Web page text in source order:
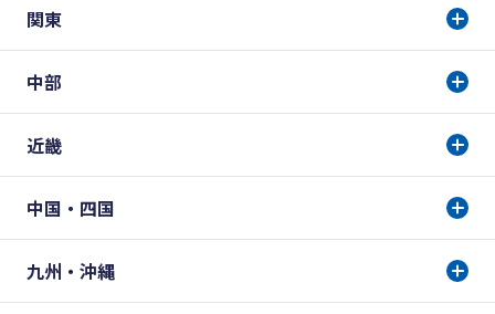
関東
中部
近畿
中国・四国
九州・沖縄